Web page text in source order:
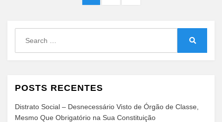
posts
POSTS RECENTES
Distrato Social – Desnecessário Visto de Órgão de Classe,
Mesmo Que Obrigatório na Sua Constituição